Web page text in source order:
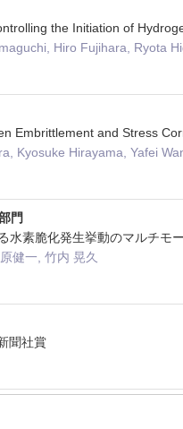
the Initiation of
Hiro Fujihara, Ryota
and Stress
Kyosuke Hirayama, Yafei
門
素脆化発生挙動のマルチモ
健一, 竹内 晃久
聞社賞